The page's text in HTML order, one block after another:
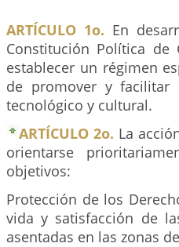
ARTÍCULO 1o. En
Constitución Política
establecer un régimen
de promover y facilitar
tecnológico y cultural.
ARTÍCULO 2o. La
orientarse
objetivos:
Protección de los
vida y satisfacción de
asentadas en las zonas